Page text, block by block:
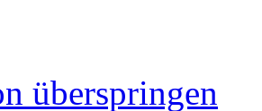
überspringen